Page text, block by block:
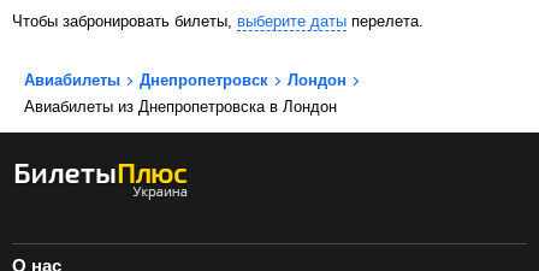
Чтобы забронировать билеты, выберите даты перелета.
Авиабилеты Днепропетровск
Лондон
Авиабилеты из Днепропетровска в Лондон
О нас